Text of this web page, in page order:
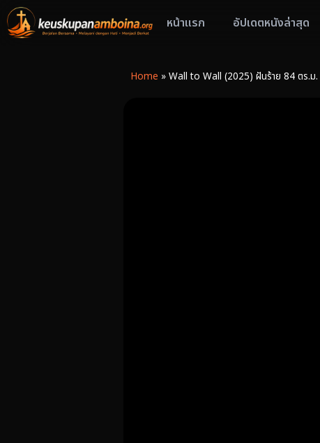
หน้าแรก อัปเดตหนังล่าสุด
Home » Wall to Wall (2025) ฝันร้าย 84 ตร.ม.